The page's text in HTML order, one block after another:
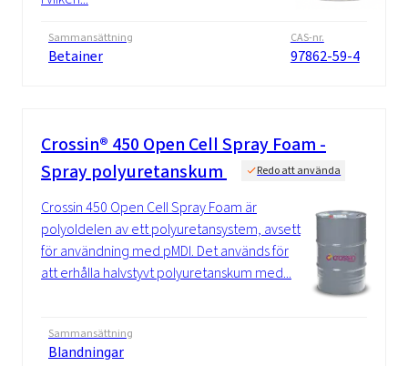
Sammansättning
Betainer
CAS-nr.
97862-59-4
Crossin® 450 Open Cell Spray Foam -
Spray polyuretanskum
Redo att använda
Crossin 450 Open Cell Spray Foam är
polyoldelen av ett polyuretansystem, avsett
för användning med pMDI. Det används för
att erhålla halvstyvt polyuretanskum med...
Sammansättning
Blandningar